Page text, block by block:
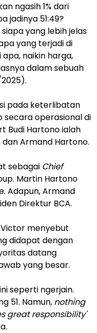
ngasih 1% dari
jadinya 51:49?
yang lebih jelas
yang terjadi di
naikin harga,
dalam sebuah
pada keterlibatan
secara operasional di
Budi Hartono ialah
Armand Hartono.
sebagai Chief
Martin Hartono
Adapun, Armand
Direktur BCA.
menyebut
didapat dengan
datang
yang besar.
seperti ngerjain.
51. Namun, nothing
great responsibility'